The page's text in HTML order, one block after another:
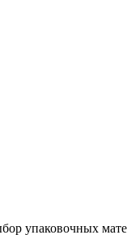
упаковочных